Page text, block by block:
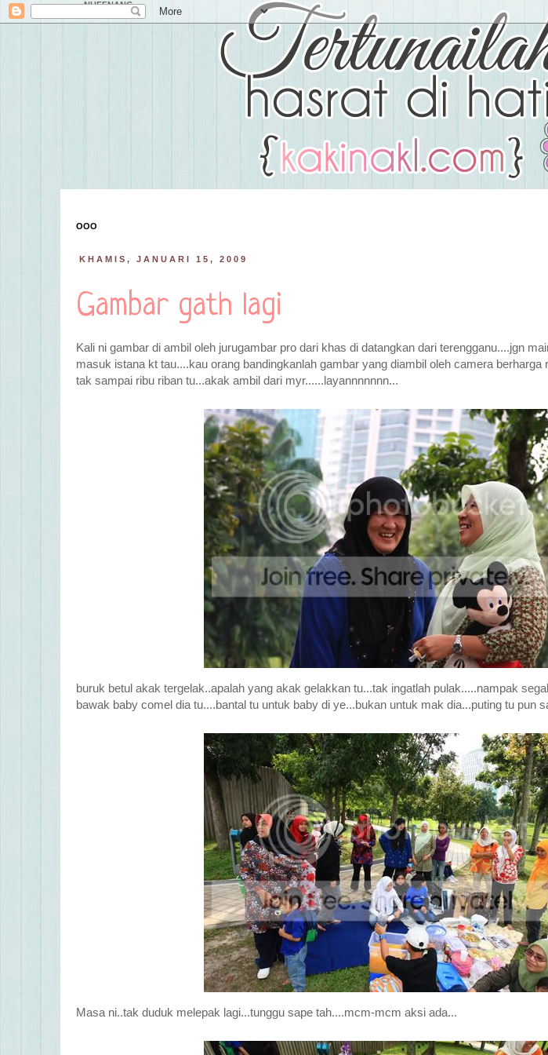
NUFFNANG
OOO
KHAMIS, JANUARI 15, 2009
Gambar gath lagi
Kali ni gambar di ambil oleh jurugambar pro dari khas di datangkan dari terengganu....jgn
masuk istana kt tau....kau orang bandingkanlah gambar yang diambil oleh camera
tak sampai ribu riban tu...akak ambil dari myr......layannnnnnn...
buruk betul akak tergelak..apalah yang akak gelakkan tu...tak ingatlah pulak.....nampak
bawak baby comel dia tu....bantal tu untuk baby di ye...bukan untuk mak dia...puting tu pun
Masa ni..tak duduk melepak lagi...tunggu sape tah....mcm-mcm aksi ada...